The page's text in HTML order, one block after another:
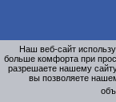
Наш веб-сайт
больше комфорта при
разрешаете нашему
вы позволяете